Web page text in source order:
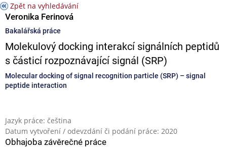
Zpět na vyhledávání
Veronika Ferinová
Bakalářská práce
Molekulový docking interakcí signálních peptidů
s částicí rozpoznávající signál (SRP)
Molecular docking of signal recognition particle (SRP) – signal
peptide interaction
Jazyk práce: čeština
Datum vytvoření / odevzdání či podání práce: 2020
Obhajoba závěrečné práce